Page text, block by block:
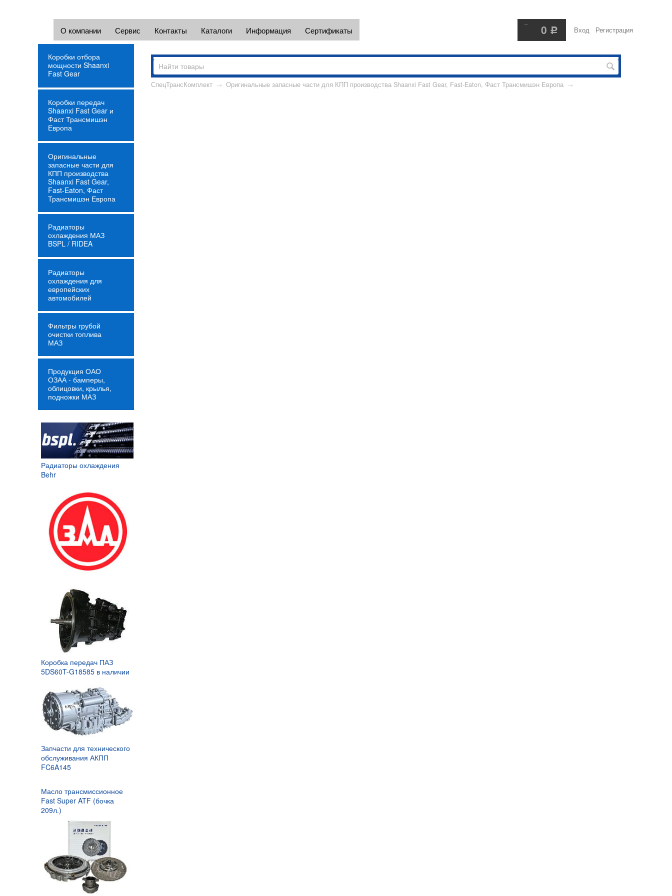
Вход Регистрация
0 Р
О компании Сервис Контакты Каталоги Информация Сертификаты
Коробки отбора
мощности Shaanxi
Fast Gear
Коробки передач
Shaanxi Fast Gear и
Фаст Трансмишэн
Европа
Оригинальные
запасные части для
КПП производства
Shaanxi Fast Gear,
Fast-Eaton, Фаст
Трансмишэн Европа
Радиаторы
охлаждения МАЗ
BSPL / RIDEA
Радиаторы
охлаждения для
европейских
автомобилей
Фильтры грубой
очистки топлива
МАЗ
Продукция ОАО
ОЗАА - бамперы,
облицовки, крылья,
подножки МАЗ
Радиаторы охлаждения
Behr
Коробка передач ПАЗ
5DS60T-G18585 в наличии
Запчасти для технического
обслуживания АКПП
FC6A145
Масло трансмиссионное
Fast Super ATF (бочка
209л.)
СпецТрансКомплект → Оригинальные запасные части для КПП производства Shaanxi Fast Gear, Fast-Eaton, Фаст Трансмишэн Европа →